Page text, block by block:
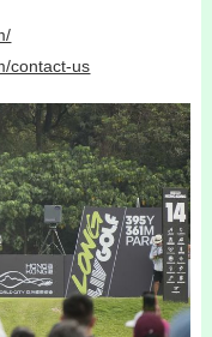
contact-us